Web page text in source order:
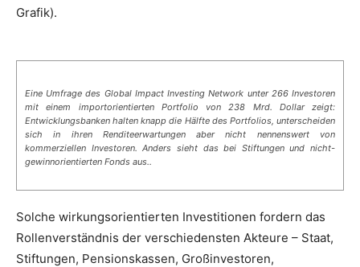
Grafik).
Eine Umfrage des Global Impact Investing Network unter 266 Investoren
mit einem importorientierten Portfolio von 238 Mrd. Dollar zeigt:
Entwicklungsbanken halten knapp die Hälfte des Portfolios, unterscheiden
sich in ihren Renditeerwartungen aber nicht nennenswert von
kommerziellen Investoren. Anders sieht das bei Stiftungen und nicht-
gewinnorientierten Fonds aus..
Solche wirkungsorientierten Investitionen fordern das
Rollenverständnis der verschiedensten Akteure – Staat,
Stiftungen, Pensionskassen, Großinvestoren,